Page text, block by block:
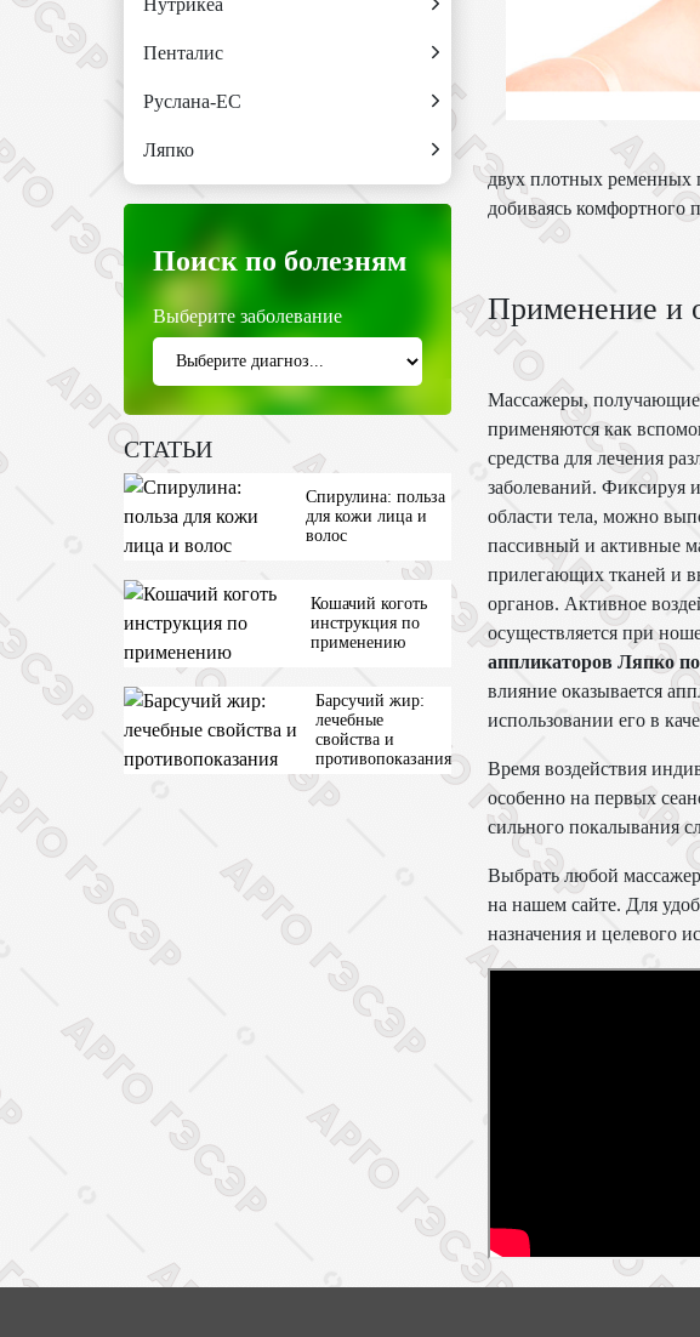
Нутрикеа
Пенталис
Руслана-ЕС
Ляпко
Поиск по болезням
Выберите заболевание
СТАТЬИ
Спирулина: польза
для кожи лица и
волос
Кошачий коготь
инструкция по
применению
Барсучий жир:
лечебные
свойства и
противопоказания
двух плотных ременных
добиваясь комфортного
Применение и
Массажеры, получающие
применяются как
средства для лечения
заболеваний. Фиксируя
области тела, можно
пассивный и активные
прилегающих тканей и
органов. Активное
осуществляется при
аппликаторов Ляпко
влияние оказывается
использовании его в
Время воздействия
особенно на первых
сильного покалывания
Выбрать любой
на нашем сайте. Для
назначения и целевого